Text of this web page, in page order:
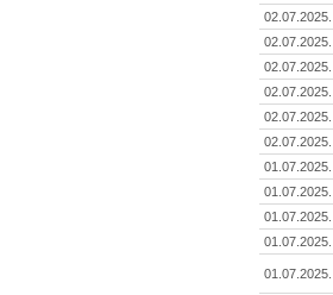
02.07.2025.
02.07.2025.
02.07.2025.
02.07.2025.
02.07.2025.
02.07.2025.
01.07.2025.
01.07.2025.
01.07.2025.
01.07.2025.
01.07.2025.